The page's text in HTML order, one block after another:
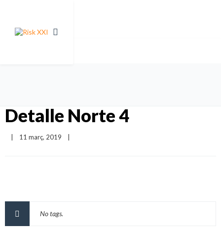
Detalle Norte 4
11 març, 2019
No tags.